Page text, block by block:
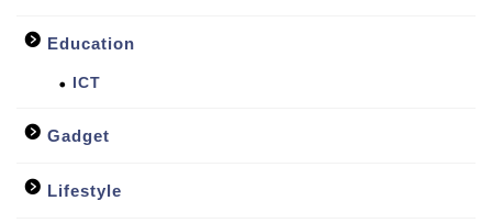
Education
ICT
Gadget
Lifestyle